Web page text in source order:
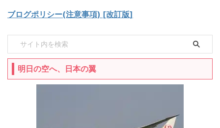
ブログポリシー(注意事項) [改訂版]
明日の空へ、日本の翼